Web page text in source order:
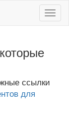
ссылки
для